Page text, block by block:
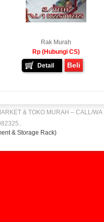
Rak Murah
Rp (Hubungi CS)
Detail
Beli
& TOKO MURAH – CALL/WA
..
& Storage Rack)